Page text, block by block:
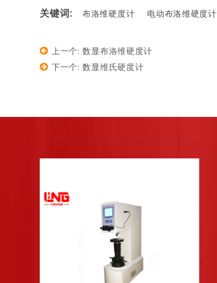
关键词: 布洛维硬度计 电动布洛维硬度计
上一个: 数显布洛维硬度计
下一个: 数显维氏硬度计